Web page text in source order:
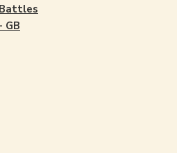
Battles
- GB